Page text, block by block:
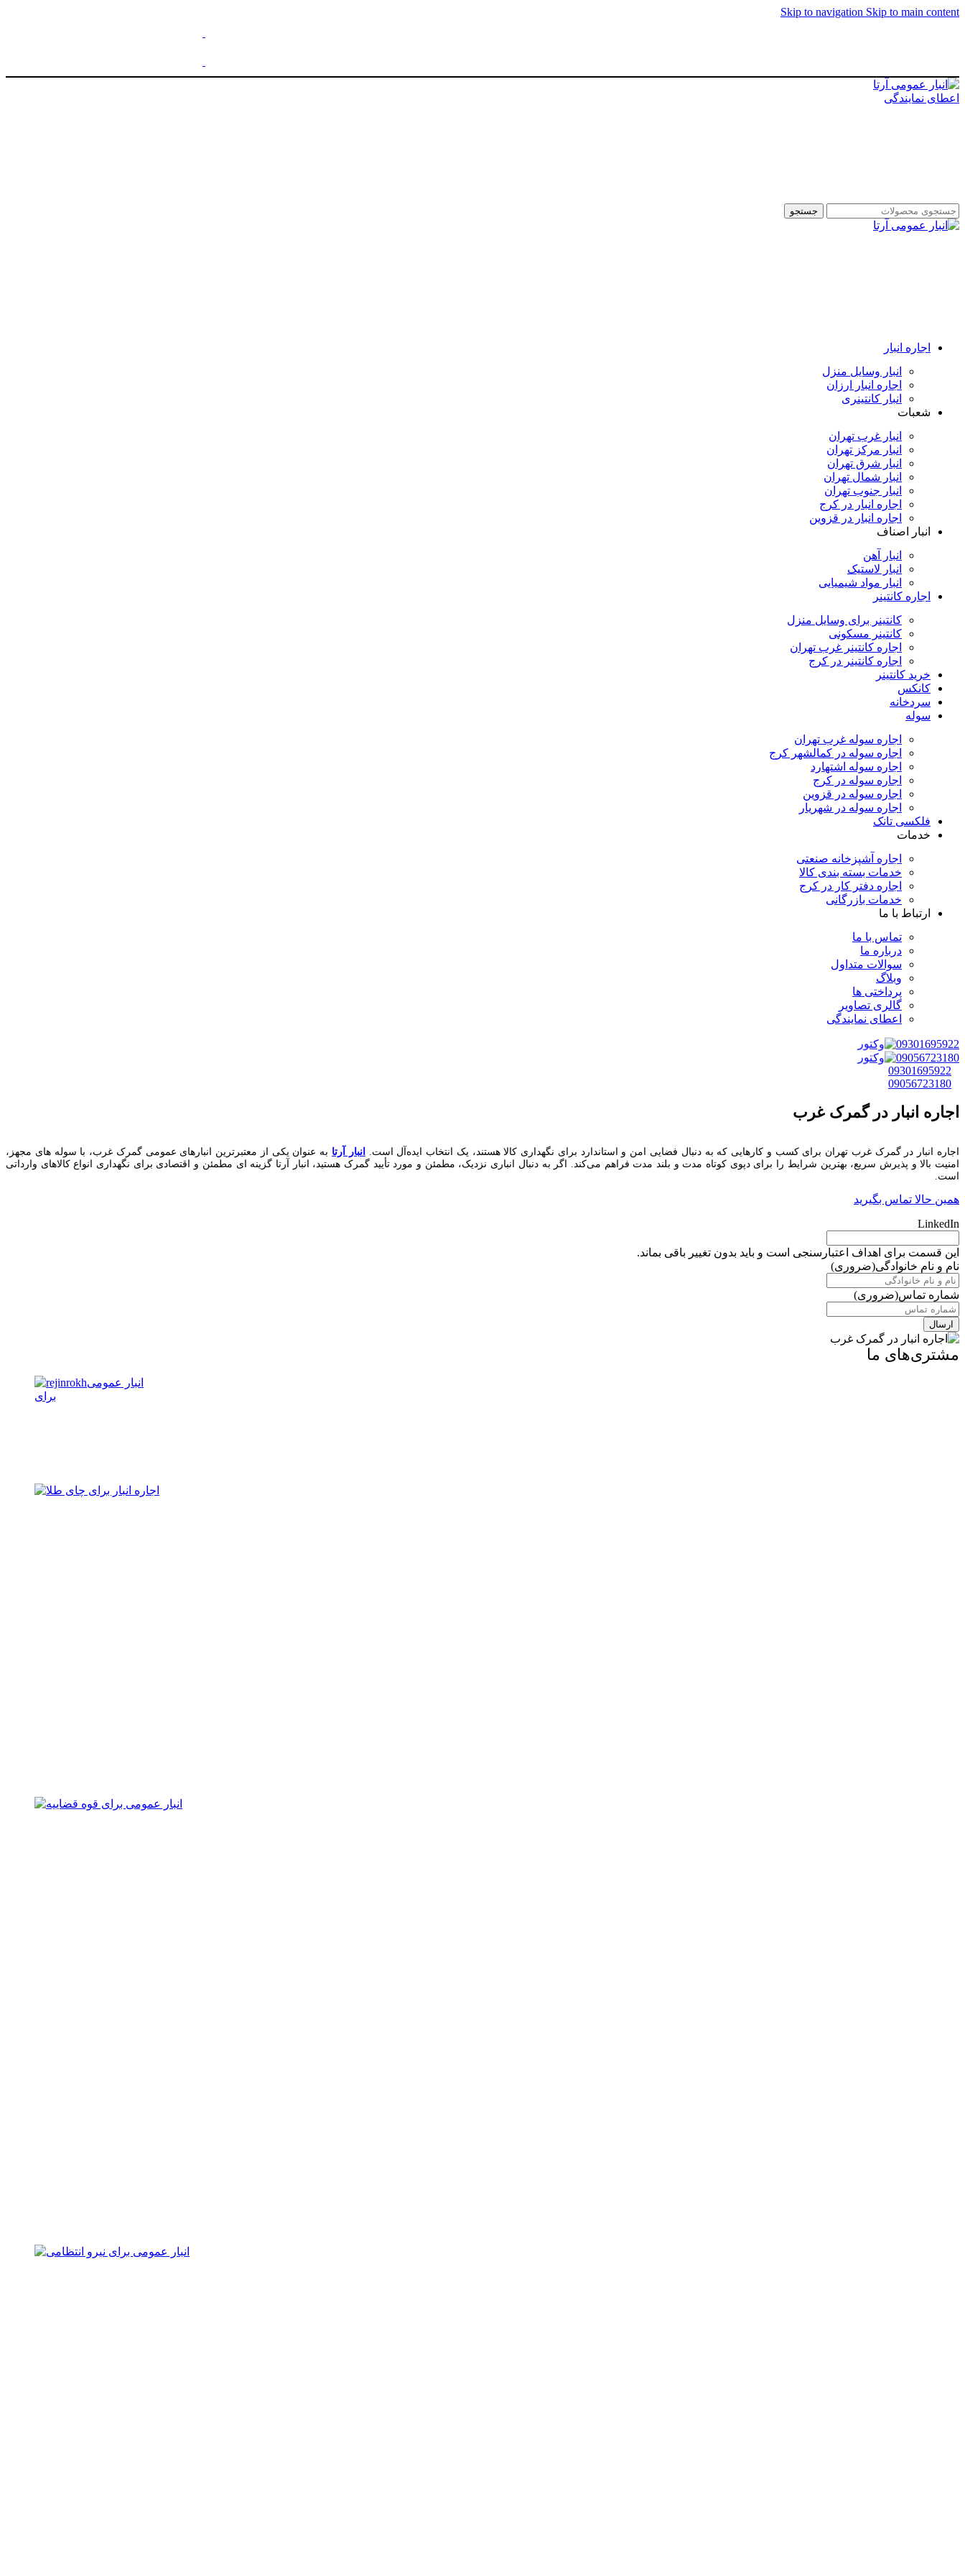
Skip to navigation Skip to main content
اعطای نمایندگی
جستجو
اجاره انبار
انبار وسایل منزل
اجاره انبار ارزان
انبار کانتینری
شعبات
انبار غرب تهران
انبار مرکز تهران
انبار شرق تهران
انبار شمال تهران
انبار جنوب تهران
اجاره انبار در کرج
اجاره انبار در قزوین
انبار اصناف
انبار آهن
انبار لاستیک
انبار مواد شیمیایی
اجاره کانتینر
کانتینر برای وسایل منزل
کانتینر مسکونی
اجاره کانتینر غرب تهران
اجاره کانتینر در کرج
خرید کانتینر
کانکس
سردخانه
سوله
اجاره سوله غرب تهران
اجاره سوله در کمالشهر کرج
اجاره سوله اشتهارد
اجاره سوله در کرج
اجاره سوله در قزوین
اجاره سوله در شهریار
فلکسی تانک
خدمات
اجاره آشپزخانه صنعتی
خدمات بسته بندی کالا
اجاره دفتر کار در کرج
خدمات بازرگانی
ارتباط با ما
تماس با ما
درباره ما​
سوالات متداول
وبلاگ
پرداختی ها
گالری تصاویر
اعطای نمایندگی
09301695922
09056723180
09301695922
09056723180
اجاره انبار در گمرک غرب
اجاره انبار در گمرک غرب تهران برای کسب‌ و کارهایی که به‌ دنبال فضایی امن و استاندارد برای نگهداری کالا هستند، یک انتخاب ایده‌آل است. انبار آرتا به ‌عنوان یکی از معتبرترین انبارهای عمومی گمرک غرب، با سوله ‌های مجهز،
امنیت بالا و پذیرش سریع، بهترین شرایط را برای دپوی کوتاه‌ مدت و بلند مدت فراهم می‌کند. اگر به‌ دنبال انباری نزدیک، مطمئن و مورد تأیید گمرک هستید، انبار آرتا گزینه‌ ای مطمئن و اقتصادی برای نگهداری انواع کالاهای وارداتی
است.
همین حالا تماس بگیرید
LinkedIn
این قسمت برای اهداف اعتبارسنجی است و باید بدون تغییر باقی بماند.
نام و نام خانوادگی(ضروری)
شماره تماس(ضروری)
مشتری‌های ما